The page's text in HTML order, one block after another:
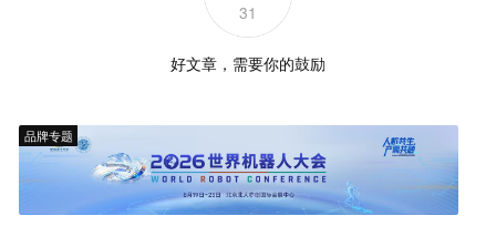
31
好文章，需要你的鼓励
品牌专题